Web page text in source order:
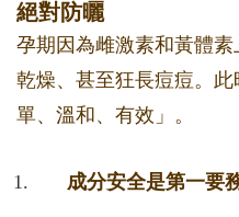
絕對防曬
孕期因為雌激素和黃體素
乾燥、甚至狂長痘痘。
單、溫和、有效」。
成分安全是第一要